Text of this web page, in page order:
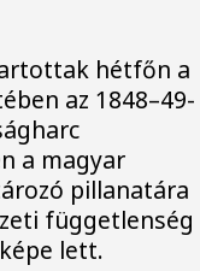
hétfőn a
az 1848–49-
a magyar
pillanatára
függetlenség
lett.